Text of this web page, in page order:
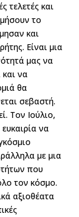
τελετές και
το
και
Είναι μια
μας να
να
θα
σεβαστή.
Τον Ιούλιο,
να
με μια
που
τον κόσμο.
αξιοθέατα